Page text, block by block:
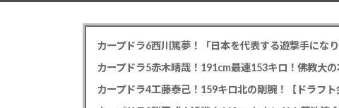
カープドラ6西川篤夢！「日本を代表する遊撃手にな
カープドラ5赤木晴哉！191cm最速153キロ！佛教大
カープドラ4工藤泰己！159キロ北の剛腕！【ドラフト